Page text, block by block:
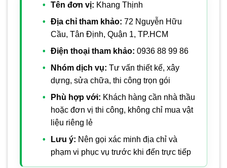
Tên đơn vị: Khang Thịnh
Địa chỉ tham khảo: 72 Nguyễn Hữu
Cầu, Tân Định, Quận 1, TP.HCM
Điện thoại tham khảo: 0936 88 99 86
Nhóm dịch vụ: Tư vấn thiết kế, xây
dựng, sửa chữa, thi công trọn gói
Phù hợp với: Khách hàng cần nhà thầu
hoặc đơn vị thi công, không chỉ mua vật
liệu riêng lẻ
Lưu ý: Nên gọi xác minh địa chỉ và
phạm vi phục vụ trước khi đến trực tiếp